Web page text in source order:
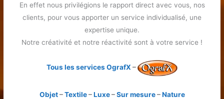
En effet nous privilégions le rapport direct avec vous, nos
clients, pour vous apporter un service individualisé, une
expertise unique.
Notre créativité et notre réactivité sont à votre service !
Tous les services OgrafX –
Objet–Textile–Luxe–Sur mesure–Nature